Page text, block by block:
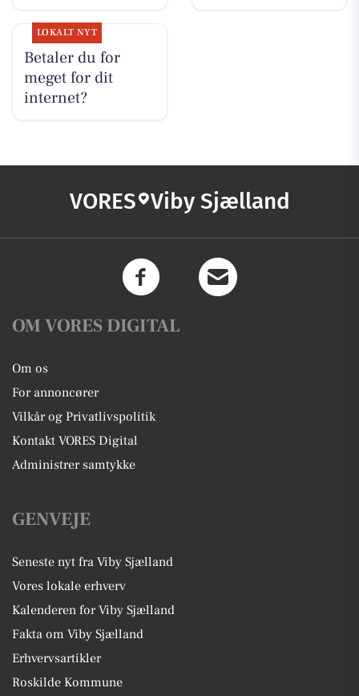
LOKALT NYT
Betaler du for
meget for dit
internet?
VORES Viby Sjælland
OM VORES DIGITAL
Om os
For annoncører
Vilkår og Privatlivspolitik
Kontakt VORES Digital
Administrer samtykke
GENVEJE
Seneste nyt fra Viby Sjælland
Vores lokale erhverv
Kalenderen for Viby Sjælland
Fakta om Viby Sjælland
Erhvervsartikler
Roskilde Kommune